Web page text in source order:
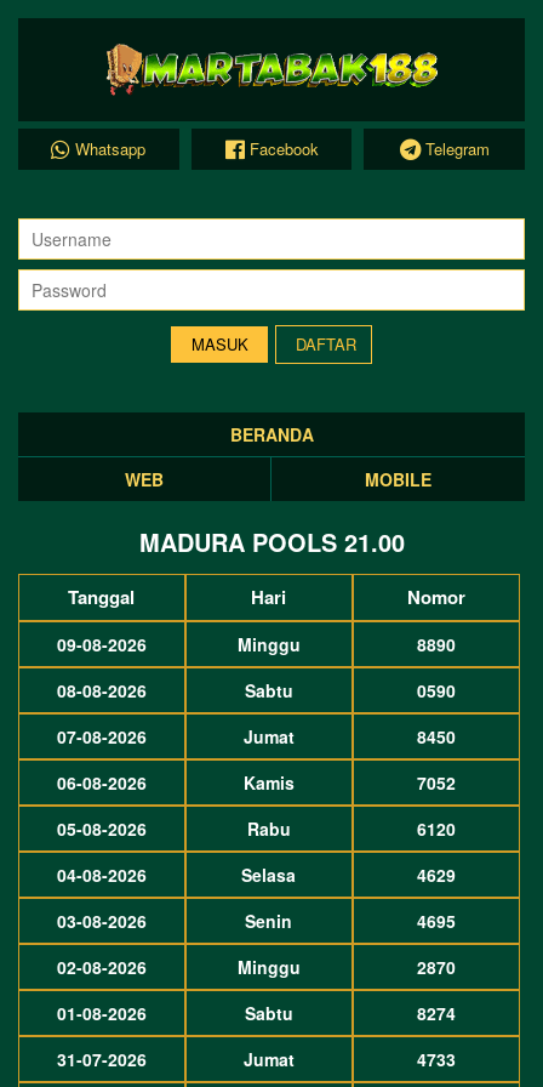
Whatsapp Facebook Telegram
DAFTAR
BERANDA
WEB
MOBILE
MADURA POOLS 21.00
Tanggal Hari Nomor
09-08-2026 Minggu
8890
08-08-2026
Sabtu
0590
07-08-2026
Jumat
8450
06-08-2026
Kamis
7052
05-08-2026
Rabu
6120
04-08-2026
Selasa
4629
03-08-2026
Senin
4695
02-08-2026
Minggu
2870
01-08-2026
Sabtu
8274
31-07-2026
Jumat 4733